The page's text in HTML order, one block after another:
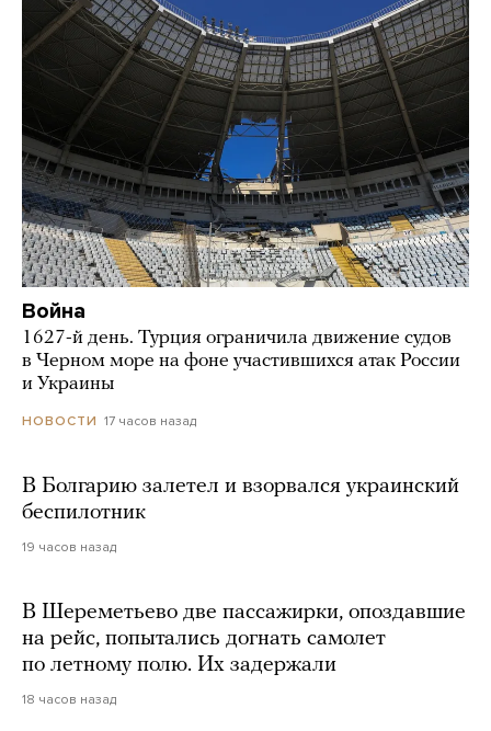
Война
1627-й день. Турция ограничила движение судов
в Черном море на фоне участившихся атак России
и Украины
НОВОСТИ 17 часов назад
В Болгарию залетел и взорвался украинский
беспилотник
19 часов назад
В Шереметьево две пассажирки, опоздавшие
на рейс, попытались догнать самолет
по летному полю. Их задержали
18 часов назад